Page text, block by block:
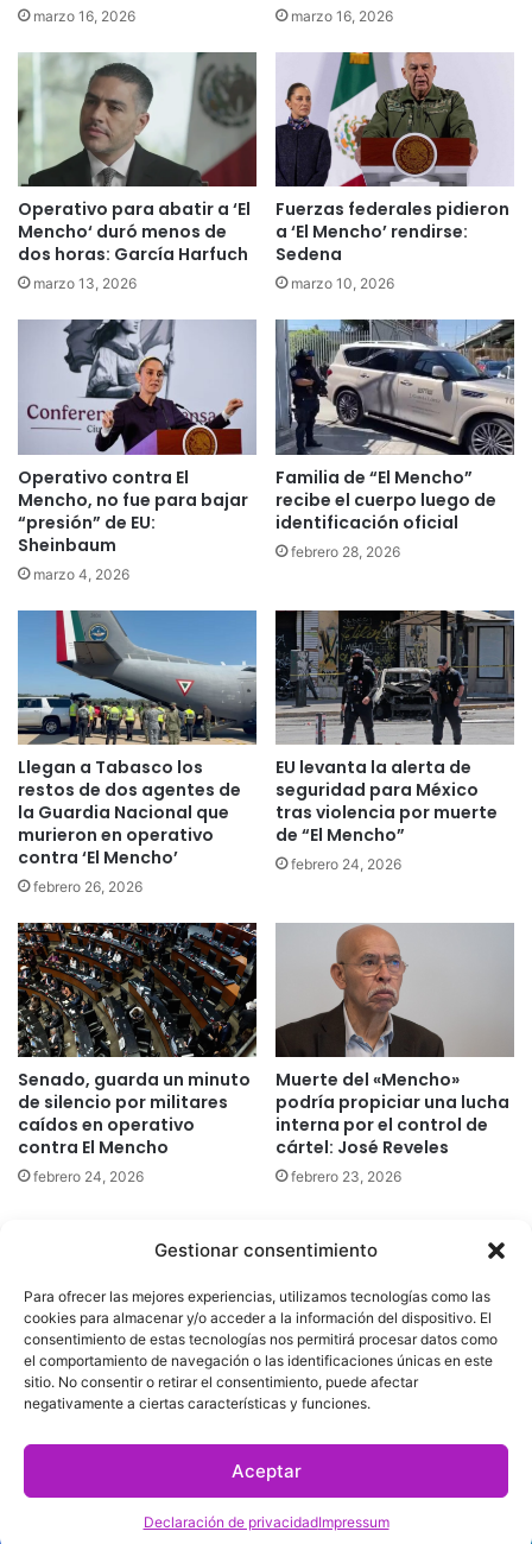
Gestionar consentimiento
Para ofrecer las mejores experiencias, utilizamos tecnologías como las
cookies para almacenar y/o acceder a la información del dispositivo. El
consentimiento de estas tecnologías nos permitirá procesar datos como
el comportamiento de navegación o las identificaciones únicas en este
sitio. No consentir o retirar el consentimiento, puede afectar
negativamente a ciertas características y funciones.
Aceptar
Declaración de privacidadImpressum
marzo 16, 2026 marzo 16, 2026
Operativo para abatir a ‘El
Mencho‘ duró menos de
dos horas: García Harfuch
marzo 13, 2026
Fuerzas federales pidieron
a ‘El Mencho’ rendirse:
Sedena
marzo 10, 2026
Operativo contra El
Mencho, no fue para bajar
“presión” de EU:
Sheinbaum
marzo 4, 2026
Familia de “El Mencho”
recibe el cuerpo luego de
identificación oficial
febrero 28, 2026
Llegan a Tabasco los
restos de dos agentes de
la Guardia Nacional que
murieron en operativo
contra ‘El Mencho’
febrero 26, 2026
EU levanta la alerta de
seguridad para México
tras violencia por muerte
de “El Mencho”
febrero 24, 2026
Senado, guarda un minuto
de silencio por militares
caídos en operativo
contra El Mencho
febrero 24, 2026
Muerte del «Mencho»
podría propiciar una lucha
interna por el control de
cártel: José Reveles
febrero 23, 2026
derechos reservados
|Aviso de Privacidad|Política de Cookies|Defensoría de la
Audiencia|
Facebook
X YouTube